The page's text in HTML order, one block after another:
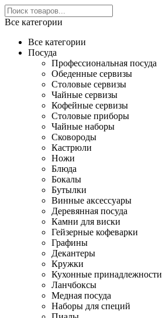
Все категории
Все категории
Посуда
Профессиональная посуда
Обеденные сервизы
Столовые сервизы
Чайные сервизы
Кофейные сервизы
Столовые приборы
Чайные наборы
Сковороды
Кастрюли
Ножи
Блюда
Бокалы
Бутылки
Винные аксессуары
Деревянная посуда
Камни для виски
Гейзерные кофеварки
Графины
Декантеры
Кружки
Кухонные принадлежности
Ланчбоксы
Медная посуда
Наборы для специй